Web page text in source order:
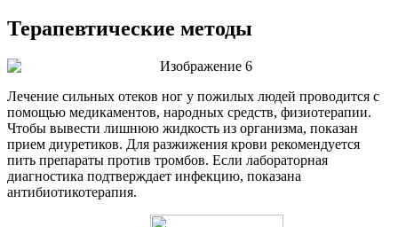
Терапевтические методы
Лечение сильных отеков ног у пожилых людей проводится с
помощью медикаментов, народных средств, физиотерапии.
Чтобы вывести лишнюю жидкость из организма, показан
прием диуретиков. Для разжижения крови рекомендуется
пить препараты против тромбов. Если лабораторная
диагностика подтверждает инфекцию, показана
антибиотикотерапия.